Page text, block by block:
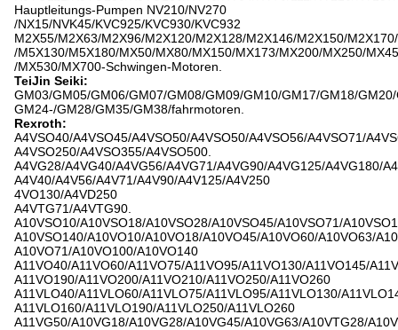
Hauptleitungs-Pumpen NV210/NV270
/NX15/NVK45/KVC925/KVC930/KVC932
M2X55/M2X63/M2X96/M2X120/M2X128/M2X146/M2X150/
/M5X130/M5X180/MX50/MX80/MX150/MX173/MX200/MX250/
/MX530/MX700-Schwingen-Motoren.
TeiJin Seiki:
GM03/GM05/GM06/GM07/GM08/GM09/GM10/GM17/GM18/
GM24-/GM28/GM35/GM38/fahrmotoren.
Rexroth:
A4VSO40/A4VSO45/A4VSO50/A4VSO50/A4VSO56/A4VSO71/
A4VSO250/A4VSO355/A4VSO500.
A4VG28/A4VG40/A4VG56/A4VG71/A4VG90/A4VG125/A4VG180/
A4V40/A4V56/A4V71/A4V90/A4V125/A4V250
4VO130/A4VD250
A4VTG71/A4VTG90.
A10VSO10/A10VSO18/A10VSO28/A10VSO45/A10VSO71/
A10VSO140/A10VO10/A10VO18/A10VO45/A10VO60/A10VO63/
A10VO71/A10VO100/A10VO140
A11VO40/A11VO60/A11VO75/A11VO95/A11VO130/A11VO145/
A11VO190/A11VO200/A11VO210/A11VO250/A11VO260
A11VLO40/A11VLO60/A11VLO75/A11VLO95/A11VLO130/
A11VLO160/A11VLO190/A11VLO250/A11VLO260
A11VG50/A10VG18/A10VG28/A10VG45/A10VG63/A10VTG28/